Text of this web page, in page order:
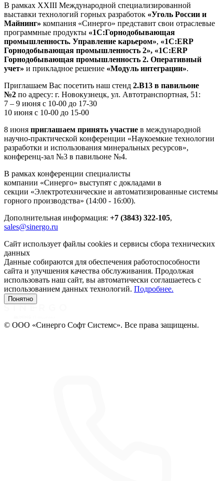
В рамках XXIII Международной специализированной
выставки технологий горных разработок «Уголь России и
Майнинг» компания «Синерго» представит свои отраслевые
программные продукты «1С:Горнодобывающая
промышленность. Управление карьером», «1С:ERP
Горнодобывающая промышленность 2», «1С:ERP
Горнодобывающая промышленность 2. Оперативный
учет» и прикладное решение «Модуль интеграции».
Приглашаем Вас посетить наш стенд 2.В13 в павильоне
№2 по адресу: г. Новокузнецк, ул. Автотранспортная, 51:
7 – 9 июня с 10-00 до 17-30
10 июня с 10-00 до 15-00
8 июня приглашаем принять участие в международной
научно-практической конференции «Наукоемкие технологии
разработки и использования минеральных ресурсов»,
конференц-зал №3 в павильоне №4.
В рамках конференции специалисты
компании «Синерго» выступят с докладами в
секции «Электротехнические и автоматизированные системы
горного производства» (14:00 - 16:00).
Дополнительная информация: +7 (3843) 322-105,
sales@sinergo.ru
Сайт использует файлы cookies и сервисы сбора технических
данных
Данные собираются для обеспечения работоспособности
сайта и улучшения качества обслуживания. Продолжая
использовать наш сайт, вы автоматически соглашаетесь с
использованием данных технологий. Подробнее.
Понятно
© ООО «Синерго Софт Системс». Все права защищены.